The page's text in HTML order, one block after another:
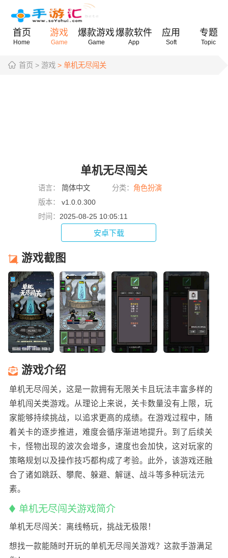
首页
Home
游戏
Game
爆款游戏
Game
爆款软件
App
应用
Soft
专题
Topic
首页 > 游戏 > 单机无尽闯关
单机无尽闯关
语言： 简体中文 分类： 角色扮演
版本：
v1.0.0.300
时间： 2025-08-25 10:05:11
安卓下载
游戏截图
游戏介绍
单机无尽闯关，这是一款拥有无限关卡且玩法丰富多样的
单机闯关类游戏。从理论上来说，关卡数量没有上限，玩
家能够持续挑战，以追求更高的成绩。在游戏过程中，随
着关卡的逐步推进，难度会循序渐进地提升。到了后续关
卡，怪物出现的波次会增多，速度也会加快，这对玩家的
策略规划以及操作技巧都构成了考验。此外，该游戏还融
合了诸如跳跃、攀爬、躲避、解谜、战斗等多种玩法元
素。
单机无尽闯关游戏简介
单机无尽闯关：离线畅玩，挑战无极限！
想找一款能随时开玩的单机无尽闯关游戏？这款手游满足